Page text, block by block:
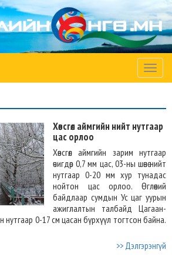
Toggle
Хөвсгөл аймгийн нийт нутгаар
цас орлоо
Хөвсгөл аймгийн зарим нутгаар
өчигдөр 0,7 мм цас, 03-ны шөнө нийт
нутгаар 0-20 мм хур тунадас
нойтон цас орлоо. Өглөөний
байдлаар сумдын Ус цаг уурын
ажиглалтын талбайд Цагаан-
0-17 см цасан бүрхүүл тогтсон байна.
>> Дэлгэрэнгүй